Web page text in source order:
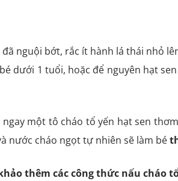
nguội bớt, rắc ít hành lá thái nhỏ
dưới 1 tuổi, hoặc để nguyên hạt
một tô cháo tổ yến hạt sen
nước cháo ngọt tự nhiên sẽ làm bé
thêm các công thức nấu cháo